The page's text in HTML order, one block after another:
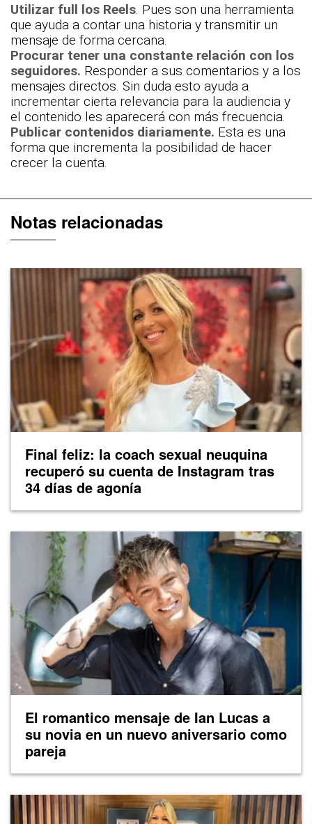
Utilizar full los Reels. Pues son una herramienta
que ayuda a contar una historia y transmitir un
mensaje de forma cercana.
Procurar tener una constante relación con los
seguidores. Responder a sus comentarios y a los
mensajes directos. Sin duda esto ayuda a
incrementar cierta relevancia para la audiencia y
el contenido les aparecerá con más frecuencia.
Publicar contenidos diariamente. Esta es una
forma que incrementa la posibilidad de hacer
crecer la cuenta.
Notas relacionadas
Final feliz: la coach sexual neuquina
recuperó su cuenta de Instagram tras
34 días de agonía
El romantico mensaje de Ian Lucas a
su novia en un nuevo aniversario como
pareja